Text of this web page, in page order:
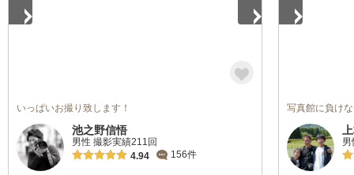
いっぱいお撮り致します！
池之野信悟
男性 撮影実績211回
4.94
156件
写真館に負け
男